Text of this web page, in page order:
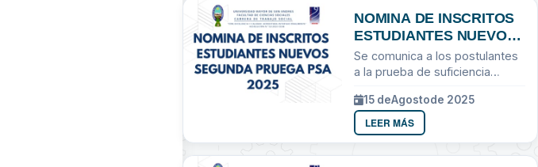
NOMINA DE INSCRITOS
ESTUDIANTES NUEVOS
SEGUNDA PRUEGA PSA
2025
Se comunica a los postulantes
a la prueba de suficiencia
15 deAgostode 2025
LEER MÁS